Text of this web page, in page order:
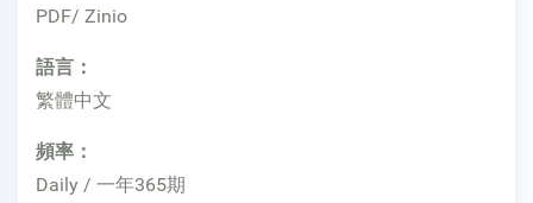
PDF/ Zinio
語言：
繁體中文
頻率：
Daily / 一年365期